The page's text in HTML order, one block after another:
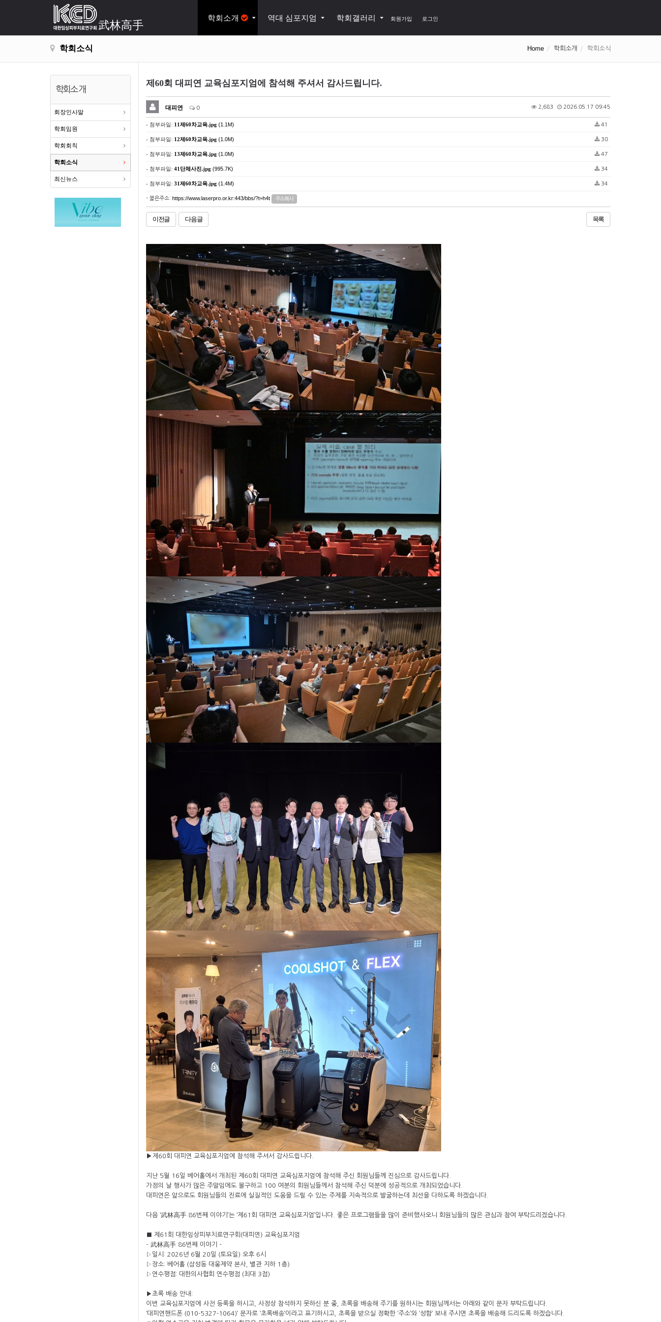
武林高手
학회소개 역대 심포지엄 학회갤러리 회원가입 로그인
학회소식 Home 학회소개 학회소식
학회소개
회장인사말
학회임원
학회회칙
학회소식
최신뉴스
제60회 대피연 교육심포지엄에 참석해 주셔서 감사드립니다.
대피연 0 2,683 2026.05.17 09:45
- 첨부파일: 11제60차교육.jpg (1.1M) 41
- 첨부파일: 12제60차교육.jpg (1.0M) 30
- 첨부파일: 13제60차교육.jpg (1.0M) 47
- 첨부파일: 41단체사진.jpg (995.7K) 34
- 첨부파일: 31제60차교육.jpg (1.4M) 34
- 짧은주소: https://www.laserpro.or.kr:443/bbs/?t=h4t 주소복사
이전글 다음글 목록
▶ 제60회 대피연 교육심포지엄에 참석해 주셔서 감사드립니다.
지난 5월 16일 베어홀에서 개최된 제60회 대피연 교육심포지엄에 참석해 주신 회원님들께 진심으로 감사드립니다.
가정의 날 행사가 많은 주말임에도 불구하고 100 여분의 회원님들께서 참석해 주신 덕분에 성공적으로 개최되었습니다.
대피연은 앞으로도 회원님들의 진료에 실질적인 도움을 드릴 수 있는 주제를 지속적으로 발굴하는데 최선을 다하도록 하겠습니다.
다음 ‘武林高手 86번째 이야기’는 ‘제61회 대피연 교육심포지엄’입니다. 좋은 프로그램들을 많이 준비했사오니 회원님들의 많은 관심과 참여 부탁드리겠습니다.
■ 제61회 대한임상피부치료연구회(대피연) 교육심포지엄
- 武林高手 86번째 이야기 -
▷일시: 2026년 6월 20일 (토요일) 오후 6시
▷장소: 베어홀 (삼성동 대웅제약 본사, 별관 지하 1층)
▷연수평점: 대한의사협회 연수평점 (최대 3점)
▶초록 배송 안내:
이번 교육심포지엄에 사전 등록을 하시고, 사정상 참석하지 못하신 분 중, 초록을 배송해 주기를 원하시는 회원님께서는 아래와 같이 문자 부탁드립니다.
‘대피연핸드폰 (010-5327-1064)’ 문자로 ‘초록배송’이라고 표기하시고, 초록을 받으실 정확한 ‘주소’와 ‘성함’ 보내 주시면 초록을 배송해 드리도록 하겠습니다.